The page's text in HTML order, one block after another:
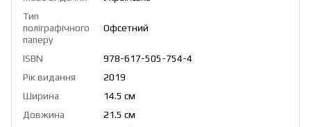
Тип
поліграфічного
паперу
Офсетний
ISBN
978-617-505-754-4
Рік видання
2019
Ширина
14.5 см
Довжина
21.5 см